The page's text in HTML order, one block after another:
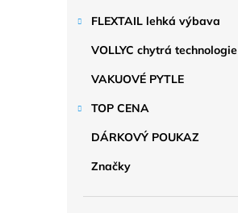
FLEXTAIL lehká výbava
VOLLYC chytrá technologie
VAKUOVÉ PYTLE
TOP CENA
DÁRKOVÝ POUKAZ
Značky